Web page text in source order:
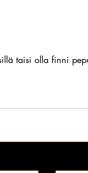
taisi olla finni